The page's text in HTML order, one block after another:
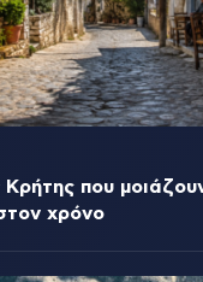
που
χρόνο